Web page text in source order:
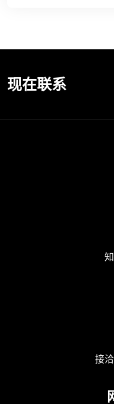
现在联系
接